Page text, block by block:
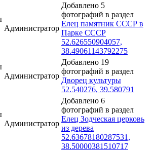
Администратор
Добавлено 5
фотографий в раздел
Елец памятник СССР в
Парке СССР
52.626550904057,
38.49061143792275
Администратор
Добавлено 19
фотографий в раздел
Дворец культуры
52.540276, 39.580791
Администратор
Добавлено 6
фотографий в раздел
Елец Зодческая церковь
из дерева
52.63678180287531,
38.50000381510717